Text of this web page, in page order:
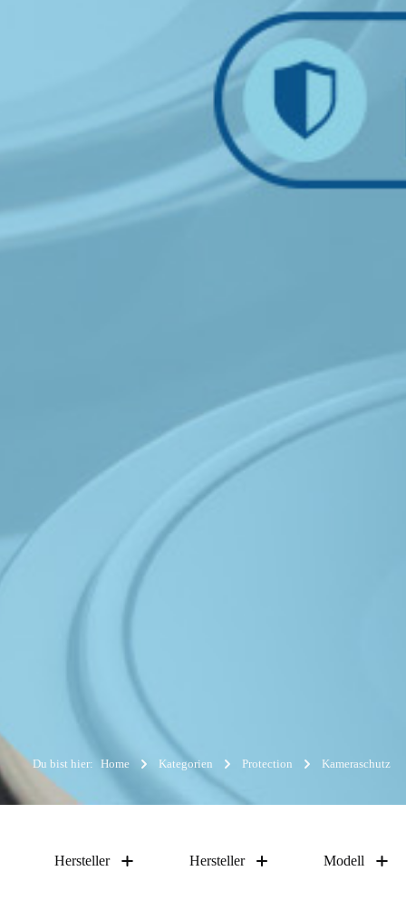
Du bist hier: Home Kategorien Protection Kameraschutz
Hersteller Hersteller Modell